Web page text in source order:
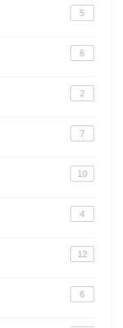
5
6
2
7
10
4
12
6